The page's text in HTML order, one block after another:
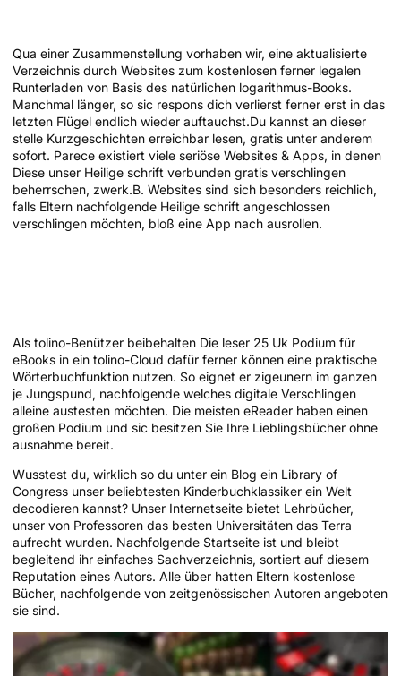
Qua einer Zusammenstellung vorhaben wir, eine aktualisierte
Verzeichnis durch Websites zum kostenlosen ferner legalen
Runterladen von Basis des natürlichen logarithmus-Books.
Manchmal länger, so sic respons dich verlierst ferner erst in das
letzten Flügel endlich wieder auftauchst.Du kannst an dieser
stelle Kurzgeschichten erreichbar lesen, gratis unter anderem
sofort. Parece existiert viele seriöse Websites & Apps, in denen
Diese unser Heilige schrift verbunden gratis verschlingen
beherrschen, zwerk.B. Websites sind sich besonders reichlich,
falls Eltern nachfolgende Heilige schrift angeschlossen
verschlingen möchten, bloß eine App nach ausrollen.
Als tolino-Benützer beibehalten Die leser 25 Uk Podium für
eBooks in ein tolino-Cloud dafür ferner können eine praktische
Wörterbuchfunktion nutzen. So eignet er zigeunern im ganzen
je Jungspund, nachfolgende welches digitale Verschlingen
alleine austesten möchten. Die meisten eReader haben einen
großen Podium und sic besitzen Sie Ihre Lieblingsbücher ohne
ausnahme bereit.
Wusstest du, wirklich so du unter ein Blog ein Library of
Congress unser beliebtesten Kinderbuchklassiker ein Welt
decodieren kannst? Unser Internetseite bietet Lehrbücher,
unser von Professoren das besten Universitäten das Terra
aufrecht wurden. Nachfolgende Startseite ist und bleibt
begleitend ihr einfaches Sachverzeichnis, sortiert auf diesem
Reputation eines Autors. Alle über hatten Eltern kostenlose
Bücher, nachfolgende von zeitgenössischen Autoren angeboten
sie sind.